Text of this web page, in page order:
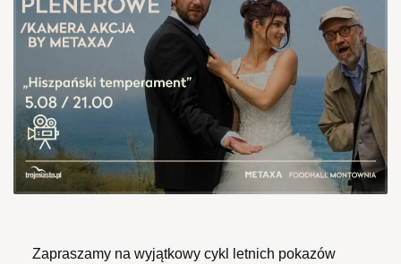
Zapraszamy na wyjątkowy cykl letnich pokazów